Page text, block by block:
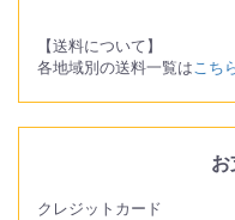
【送料について】
各地域別の送料一覧はこち
クレジットカード